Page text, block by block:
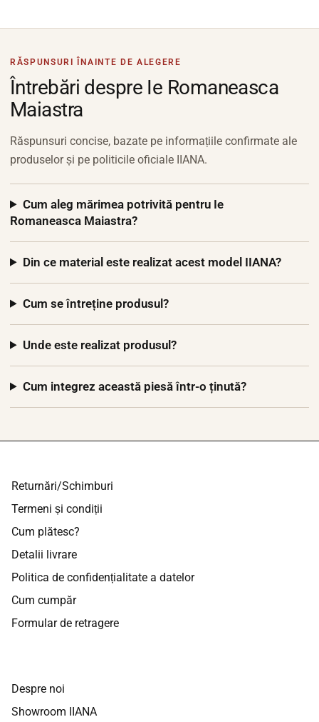
RĂSPUNSURI ÎNAINTE DE ALEGERE
Întrebări despre Ie Romaneasca
Maiastra
Răspunsuri concise, bazate pe informațiile confirmate ale
produselor și pe politicile oficiale IIANA.
Cum aleg mărimea potrivită pentru Ie
Romaneasca Maiastra?
Din ce material este realizat acest model IIANA?
Cum se întreține produsul?
Unde este realizat produsul?
Cum integrez această piesă într-o ținută?
Returnări/Schimburi
Termeni și condiții
Cum plătesc?
Detalii livrare
Politica de confidențialitate a datelor
Cum cumpăr
Formular de retragere
Despre noi
Showroom IIANA